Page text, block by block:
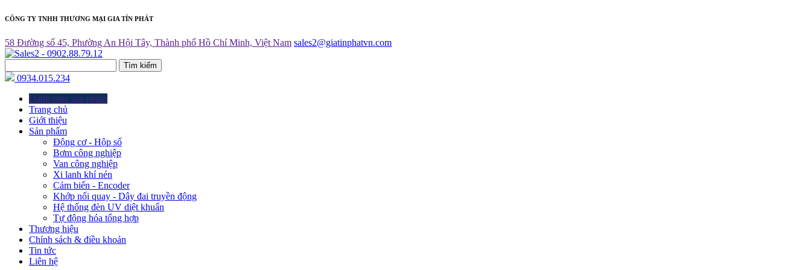
CÔNG TY TNHH THƯƠNG MẠI GIA TÍN PHÁT
58 Đường số 45, Phường An Hội Tây, Thành phố Hồ Chí Minh, Việt Nam sales2@giatinphatvn.com
Tìm kiếm
0934.015.234
Danh mục sản phẩm
Trang chủ
Giới thiệu
Sản phẩm
Động cơ - Hộp số
Bơm công nghiệp
Van công nghiệp
Xi lanh khí nén
Cảm biến - Encoder
Khớp nối quay - Dây đai truyền động
Hệ thống đèn UV diệt khuẩn
Tự động hóa tổng hợp
Thương hiệu
Chính sách & điều khoản
Tin tức
Liên hệ